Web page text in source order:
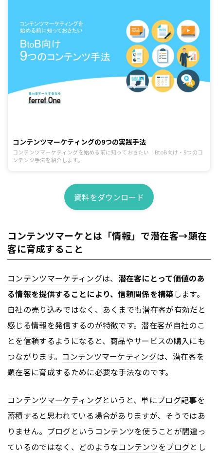
コンテンツマーケティングの9つの実践手法
コンテンツマーケティングを始める前に知っておきたい！BtoB向け・9つのコ
ンテンツ手法を紹介します。
資料をダウンロード
コンテンツマーケとは「情報」で潜在客→顕在
客に育成すること
コンテンツマーケティングは、 潜在客にとって価値のあ
る情報を提供することにより、信頼関係を構築します。
自社の売り込みではなく、あくまでも潜在客が有効だと
感じる情報を発信するのが特徴です。潜在客が自社のこ
とを信頼するようになると、商品やサービスの購入にも
つながります。 コンテンツマーケティングは、潜在客を
顕在客に育成するために必要な手法なのです。
コンテンツマーケティングというと、単にブログ記事を
蓄積すると思われている場合がありますが、そうではあ
りません。 ブログという コンテンツを使うことが間違っ
ているのではなく、どのようなコンテンツをブログとし